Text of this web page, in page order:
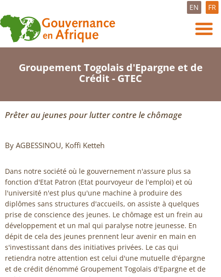
EN FR
Groupement Togolais d'Epargne et de
Crédit - GTEC
Prêter au jeunes pour lutter contre le chômage
By AGBESSINOU, Koffi Ketteh
Dans notre société où le gouvernement n'assure plus sa
fonction d'Etat Patron (Etat pourvoyeur de l'emploi) et où
l'université n'est plus qu'une machine à produire des
diplômes sans structures d'accueils, on assiste à quelques
prise de conscience des jeunes. Le chômage est un frein au
développement et un mal qui paralyse notre jeunesse. En
dépit de cela des jeunes prennent leur avenir en main en
s'investissant dans des initiatives privées. Le cas qui
retiendra notre attention est celui d'une mutuelle d'épargne
et de crédit dénommé Groupement Togolais d'Epargne et de